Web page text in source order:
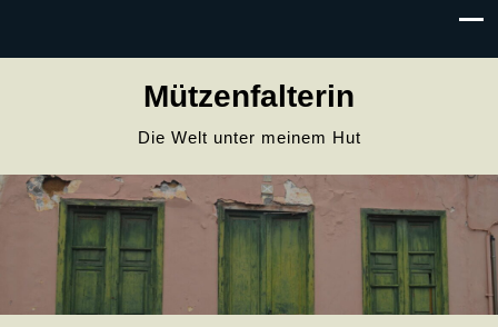
Mützenfalterin
Die Welt unter meinem Hut